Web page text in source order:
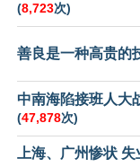
(8,723次)
善良是一种高贵的
中南海陷接班人大
(47,878次)
上海、广州惨状